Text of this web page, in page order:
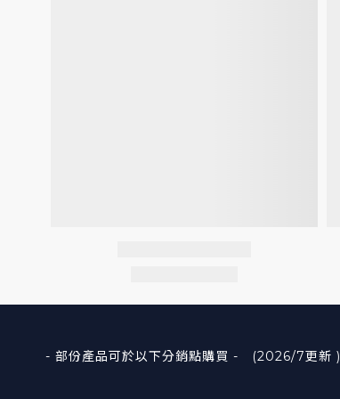
- 部份產品可於以下分銷點購買 - (2026/7更新 )